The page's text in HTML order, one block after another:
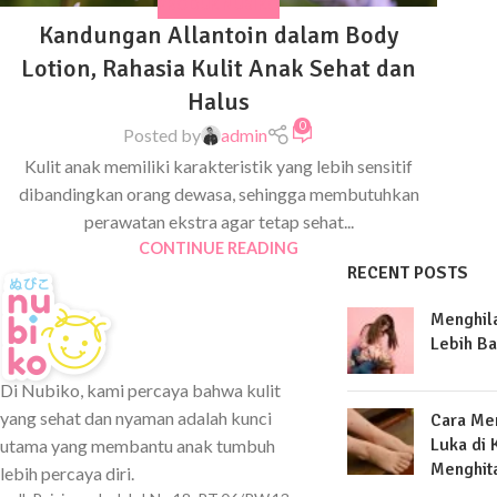
Kandungan Allantoin dalam Body
Lotion, Rahasia Kulit Anak Sehat dan
Halus
Posted by admin 0
Kulit anak memiliki karakteristik yang lebih sensitif
dibandingkan orang dewasa, sehingga membutuhkan
perawatan ekstra agar tetap sehat...
CONTINUE READING
Di Nubiko, kami percaya bahwa kulit
yang sehat dan nyaman adalah kunci
utama yang membantu anak tumbuh
lebih percaya diri.
RECENT POSTS
Lebih
Cara
Luka di